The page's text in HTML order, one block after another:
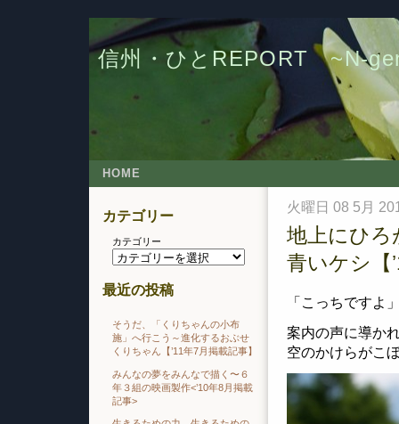
信州・ひとREPORT ~N-
HOME
火曜日 08 5月
地上にひろ
青いケシ【
「こっちですよ
案内の声に導か
空のかけらがこ
カテゴリー
カテゴリー
最近の投稿
そうだ、「くりちゃんの小布
施」へ行こう～進化するおぶせ
くりちゃん【’11年7月掲載記事】
みんなの夢をみんなで描く〜６
年３組の映画製作<’10年8月掲載
記事>